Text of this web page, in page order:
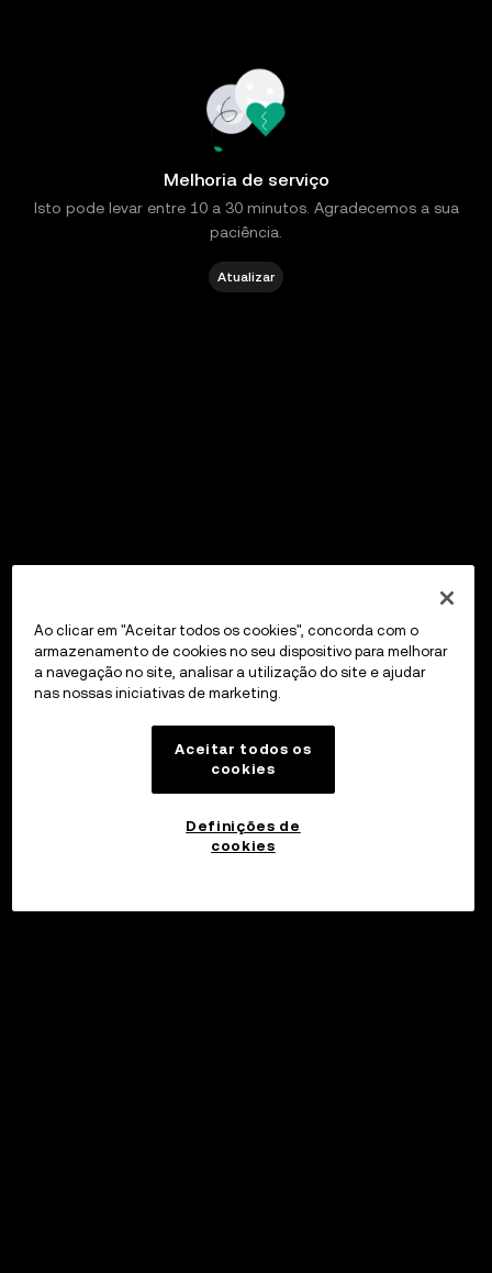
Melhoria de serviço
Isto pode levar entre 10 a 30 minutos. Agradecemos a sua
paciência.
Atualizar
Ao clicar em "Aceitar todos os cookies", concorda com o
armazenamento de cookies no seu dispositivo para melhorar
a navegação no site, analisar a utilização do site e ajudar
nas nossas iniciativas de marketing.
Aceitar todos os
cookies
Definições de
cookies